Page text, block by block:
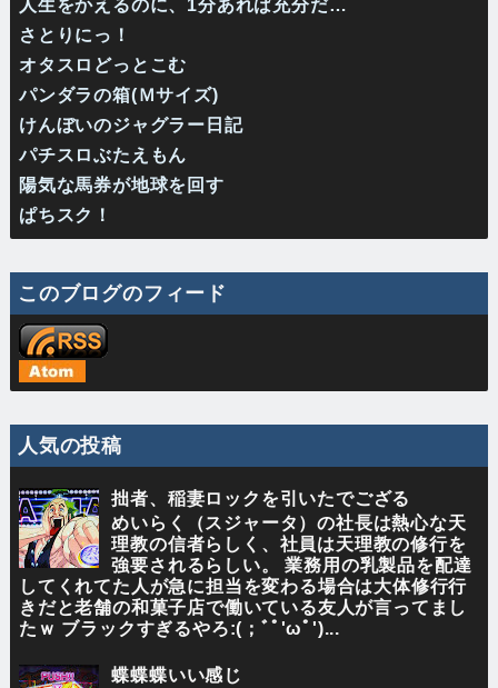
人生をかえるのに、1分あれば充分だ…
さとりにっ！
オタスロどっとこむ
パンダラの箱(Ｍサイズ)
けんぼいのジャグラー日記
パチスロぶたえもん
陽気な馬券が地球を回す
ぱちスク！
このブログのフィード
人気の投稿
拙者、稲妻ロックを引いたでござる
めいらく（スジャータ）の社長は熱心な天
理教の信者らしく、社員は天理教の修行を
強要されるらしい。 業務用の乳製品を配達
してくれてた人が急に担当を変わる場合は大体修行行
きだと老舗の和菓子店で働いている友人が言ってまし
たｗ ブラックすぎるやろ:(；ﾞﾟ'ωﾟ')...
蝶蝶蝶いい感じ